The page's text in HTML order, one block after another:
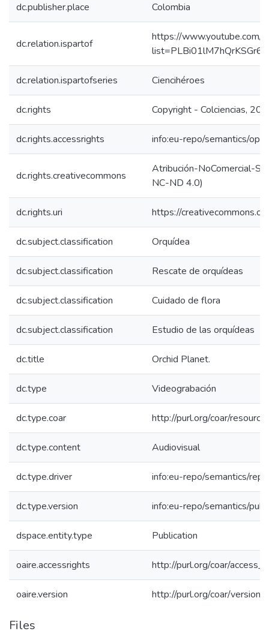
dc.publisher.place Colombia
dc.relation.ispartof
https://www.youtube.com/
dc.relation.ispartofseries Ciencihéroes
dc.rights Copyright - Colciencias,
dc.rights.accessrights info:eu-repo/semantics/
dc.rights.creativecommons
Atribución-NoComercial-
NC-ND 4.0)
dc.rights.uri https://
dc.subject.classification Orquídea
dc.subject.classification Rescate de orquídeas
dc.subject.classification Cuidado de flora
dc.subject.classification Estudio de las orquídeas
dc.title Orchid Planet.
dc.type Videograbación
dc.type.coar http://purl.org/coar/
dc.type.content Audiovisual
dc.type.driver info:eu-repo/semantics/
dc.type.version info:eu-repo/semantics/
dspace.entity.type Publication
oaire.accessrights http://purl.org/coar/
oaire.version http://purl.org/coar/
Files